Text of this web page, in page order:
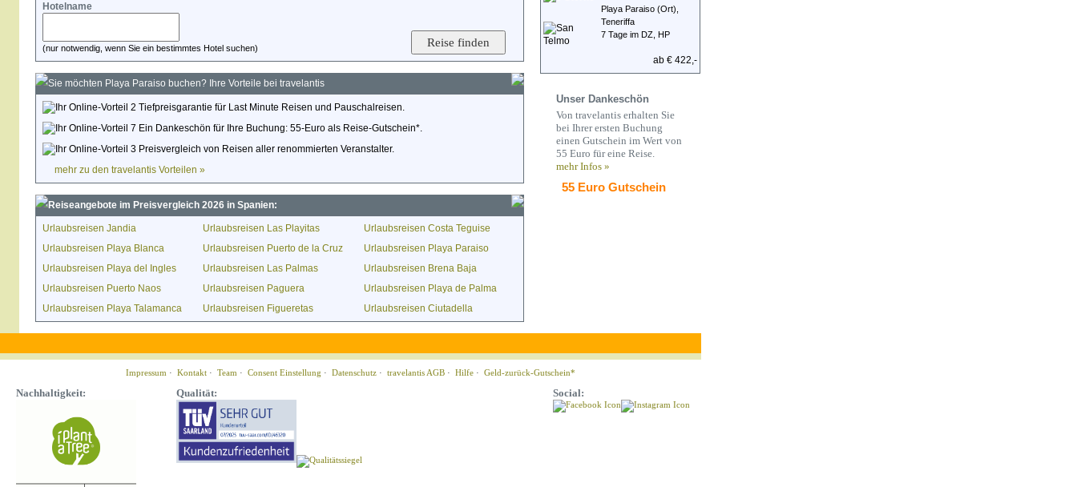
Hotelname
(nur notwendig, wenn Sie ein bestimmtes Hotel suchen)
Sie möchten Playa Paraiso buchen? Ihre Vorteile bei travelantis
Tiefpreisgarantie für Last Minute Reisen und Pauschalreisen.
Ein Dankeschön für Ihre Buchung: 55-Euro als Reise-Gutschein*.
Preisvergleich von Reisen aller renommierten Veranstalter.
mehr zu den travelantis Vorteilen »
Reiseangebote im Preisvergleich 2026 in Spanien:
Urlaubsreisen Jandia Urlaubsreisen Las Playitas
Urlaubsreisen Costa Teguise
Urlaubsreisen Playa Blanca
Urlaubsreisen Puerto de la Cruz
Urlaubsreisen Playa Paraiso
Urlaubsreisen Playa del Ingles
Urlaubsreisen Las Palmas
Urlaubsreisen Brena Baja
Urlaubsreisen Puerto Naos
Urlaubsreisen Paguera
Urlaubsreisen Playa de Palma
Urlaubsreisen Playa Talamanca
Urlaubsreisen Figueretas Urlaubsreisen Ciutadella
Playa Paraiso (Ort),
Teneriffa
7 Tage im DZ, HP
ab € 422,-
Unser Dankeschön
Von travelantis erhalten Sie
bei Ihrer ersten Buchung
einen Gutschein im Wert von
55 Euro für eine Reise.
mehr Infos »
55 Euro Gutschein
Impressum · Kontakt · Team · Consent Einstellung · Datenschutz · travelantis AGB · Hilfe · Geld-zurück-Gutschein*
Nachhaltigkeit: Qualität: Social: